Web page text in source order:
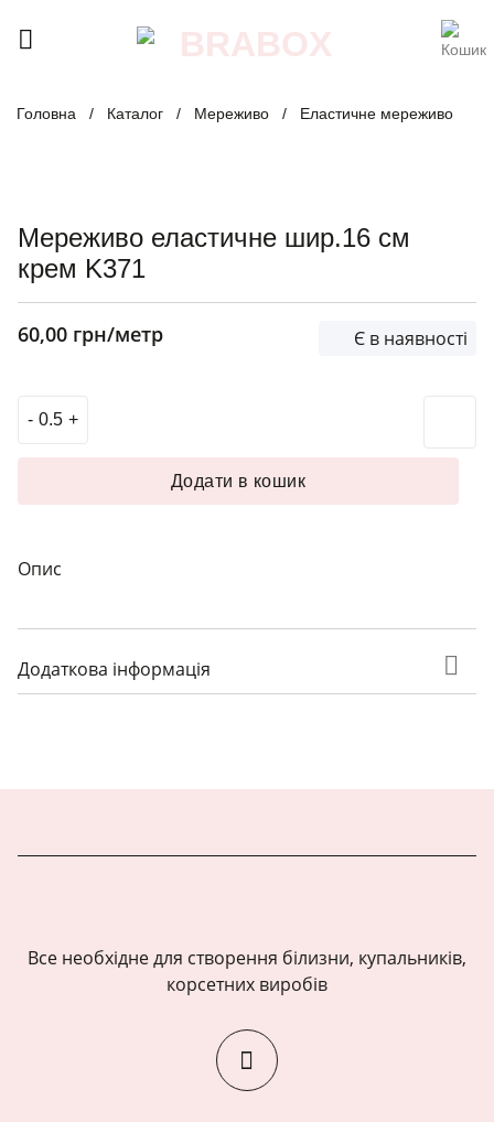
Головна / Каталог / Мереживо / Еластичне мереживо
Мереживо еластичне шир.16 см
крем K371
60,00 грн/метр Є в наявності
Опис
Додаткова інформація
Мереживо еластичне шир.16 см крем K371 кількість
Додати в кошик
Все необхідне для створення білизни, купальників,
корсетних виробів